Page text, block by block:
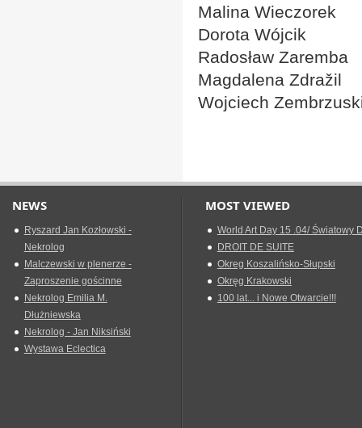
Malina Wieczorek
Dorota Wójcik
Radosław Zaremba
Magdalena Zdražil
Wojciech
NEWS
Ryszard Jan Kozłowski -
Nekrolog
Malczewski w plenerze -
Zaproszenie gościnne
Nekrolog Emilia M.
Dłużniewska
Nekrolog - Jan Niksiński
Wystawa Eclectica
MOST VIEWED
World Art Day 15 .04/ Światowy
DROIT DE SUITE
Okreg Koszalińsko-Słupski
Okręg Krakowski
100 lat... i Nowe Otwarcie!!!